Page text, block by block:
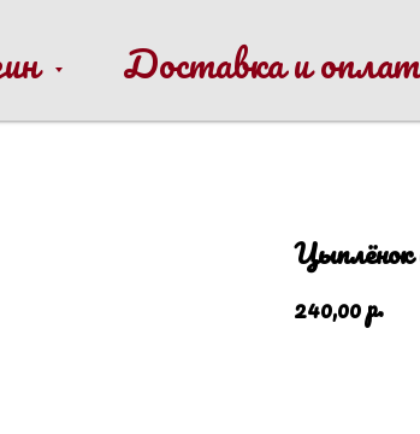
Доставка и
240,00р.